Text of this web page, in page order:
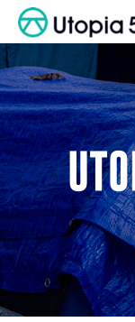
Passer
contenu
AGIR
S’INFORMER
ADHÉRER
FAIRE UN